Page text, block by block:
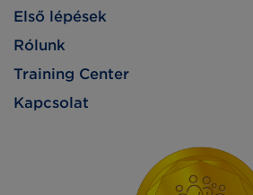
Első lépések
Rólunk
Training Center
Kapcsolat